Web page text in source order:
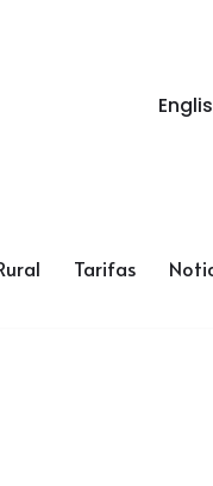
Tarifas